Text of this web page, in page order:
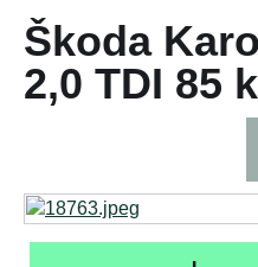
Škoda
2,0 TDI 85